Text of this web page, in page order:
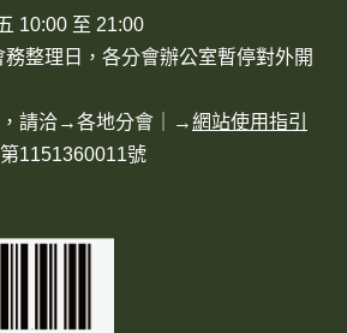
10:00 至 21:00
整理日，各分會辦公室暫停對外開
請洽→各地分會 ｜→網站使用指引
1151360011號